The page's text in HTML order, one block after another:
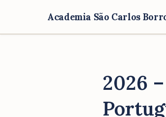
Academia São Carlos
2026